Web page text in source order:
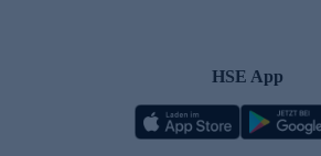
HSE App